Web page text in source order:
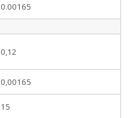
0.00165
0,12
0,00165
15